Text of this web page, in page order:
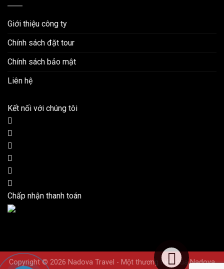
Giới thiệu công ty
Chính sách đặt tour
Chính sách bảo mật
Liên hệ
Kết nối với chúng tôi
Chấp nhận thanh toán
Copyright © 2026 Nadova Travel - Một thương hiệu của Nadova